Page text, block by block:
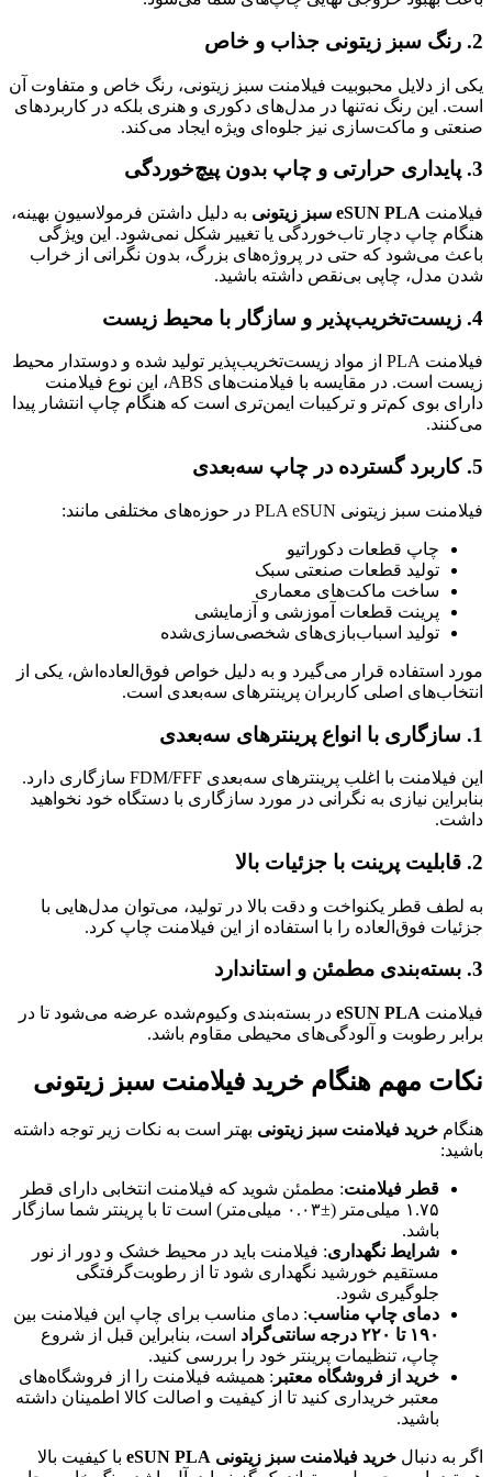
2. رنگ سبز زیتونی جذاب و خاص
یکی از دلایل محبوبیت فیلامنت سبز زیتونی، رنگ خاص و متفاوت آن
است. این رنگ نه‌تنها در مدل‌های دکوری و هنری بلکه در کاربردهای
صنعتی و ماکت‌سازی نیز جلوه‌ای ویژه ایجاد می‌کند.
3. پایداری حرارتی و چاپ بدون پیچ‌خوردگی
فیلامنت eSUN PLA سبز زیتونی
به دلیل داشتن فرمولاسیون بهینه،
هنگام چاپ دچار تاب‌خوردگی یا تغییر شکل نمی‌شود. این ویژگی
باعث می‌شود که حتی در پروژه‌های بزرگ، بدون نگرانی از خراب
شدن مدل، چاپی بی‌نقص داشته باشید.
4. زیست‌تخریب‌پذیر و سازگار با محیط زیست
فیلامنت PLA از مواد زیست‌تخریب‌پذیر تولید شده و دوستدار محیط
زیست است. در مقایسه با فیلامنت‌های ABS، این نوع فیلامنت
دارای بوی کم‌تر و ترکیبات ایمن‌تری است که هنگام چاپ انتشار پیدا
می‌کنند.
5. کاربرد گسترده در چاپ سه‌بعدی
فیلامنت سبز زیتونی PLA eSUN در حوزه‌های مختلفی مانند:
چاپ قطعات دکوراتیو
تولید قطعات صنعتی سبک
ساخت ماکت‌های معماری
پرینت قطعات آموزشی و آزمایشی
تولید اسباب‌بازی‌های شخصی‌سازی‌شده
مورد استفاده قرار می‌گیرد و به دلیل خواص فوق‌العاده‌اش، یکی از
انتخاب‌های اصلی کاربران پرینترهای سه‌بعدی است.
1. سازگاری با انواع پرینترهای سه‌بعدی
این فیلامنت با اغلب پرینترهای سه‌بعدی FDM/FFF سازگاری دارد.
بنابراین نیازی به نگرانی در مورد سازگاری با دستگاه خود نخواهید
داشت.
2. قابلیت پرینت با جزئیات بالا
به لطف قطر یکنواخت و دقت بالا در تولید، می‌توان مدل‌هایی با
جزئیات فوق‌العاده را با استفاده از این فیلامنت چاپ کرد.
3. بسته‌بندی مطمئن و استاندارد
فیلامنت eSUN PLA در بسته‌بندی وکیوم‌شده عرضه می‌شود تا در
برابر رطوبت و آلودگی‌های محیطی مقاوم باشد.
نکات مهم هنگام خرید فیلامنت سبز زیتونی
هنگام خرید فیلامنت سبز زیتونی بهتر است به نکات زیر توجه داشته
باشید:
قطر فیلامنت: مطمئن شوید که فیلامنت انتخابی دارای قطر
۱.۷۵ میلی‌متر (±۰.۰۳ میلی‌متر) است تا با پرینتر شما سازگار
باشد.
شرایط نگهداری: فیلامنت باید در محیط خشک و دور از نور
مستقیم خورشید نگهداری شود تا از رطوبت‌گرفتگی
جلوگیری شود.
دمای چاپ مناسب: دمای مناسب برای چاپ این فیلامنت بین
۱۹۰ تا ۲۲۰ درجه سانتی‌گراد
است، بنابراین قبل از شروع
چاپ، تنظیمات پرینتر خود را بررسی کنید.
خرید از فروشگاه معتبر : همیشه فیلامنت را از فروشگاه‌های
معتبر خریداری کنید تا از کیفیت و اصالت کالا اطمینان داشته
باشید.
اگر به دنبال خرید فیلامنت سبز زیتونی eSUN PLA
با کیفیت بالا